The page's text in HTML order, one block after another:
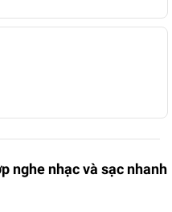
nghe nhạc và sạc nhanh